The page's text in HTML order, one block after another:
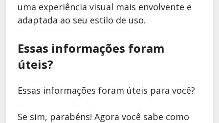
uma experiência visual mais envolvente e
adaptada ao seu estilo de uso.
Essas informações foram
úteis?
Essas informações foram úteis para você?
Se sim, parabéns! Agora você sabe como